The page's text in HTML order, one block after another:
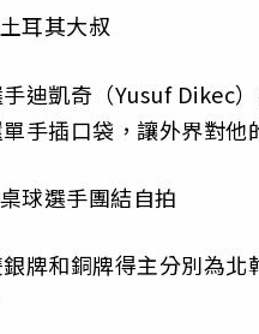
耳其大叔
迪凱奇（Yusuf Dikec
手插口袋，讓外界對他
球選手團結自拍
牌和銅牌得主分別為